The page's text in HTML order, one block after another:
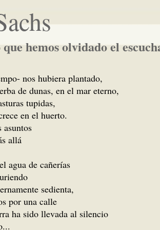
hemos olvidado el
nos hubiera plantado,
de dunas, en el mar eterno,
tupidas,
en el huerto.
asuntos
allá
agua de cañerías
sedienta,
por una calle
ha sido llevada al silencio